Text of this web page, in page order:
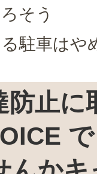
そう
駐車はや
防止に